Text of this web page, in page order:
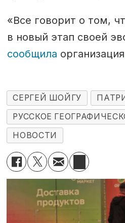
«Все говорит о том,
в новый этап своей
сообщила организация
СЕРГЕЙ ШОЙГУ
РУССКОЕ
НОВОСТИ